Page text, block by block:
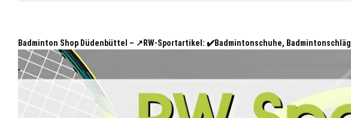
Badminton Shop Düdenbüttel – ↗️RW-Sportartikel: ✔️Badmintonschuhe,